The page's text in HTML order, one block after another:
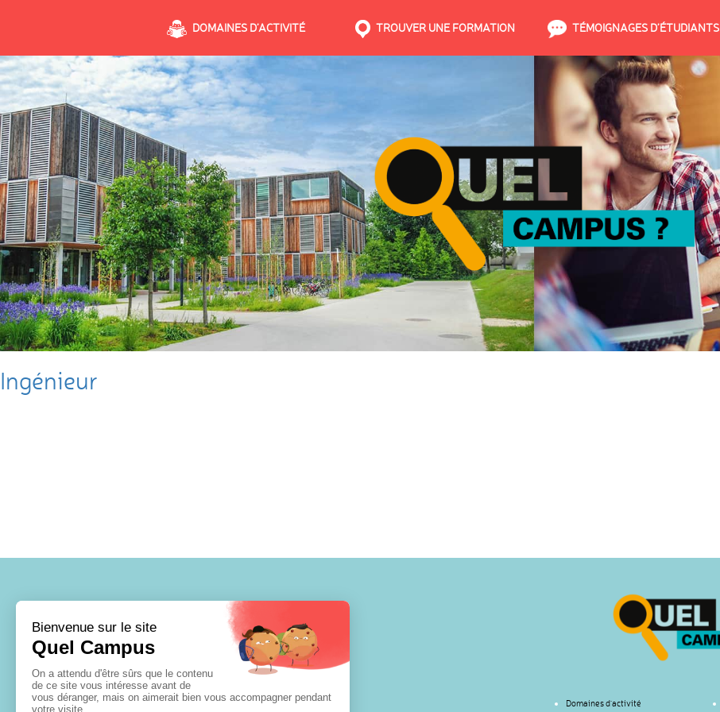
DOMAINES D’ACTIVITÉ TROUVER UNE FORMATION TÉMOIGNAGES D’ÉTUDIANTS
Ingénieur
Domaines d’activité